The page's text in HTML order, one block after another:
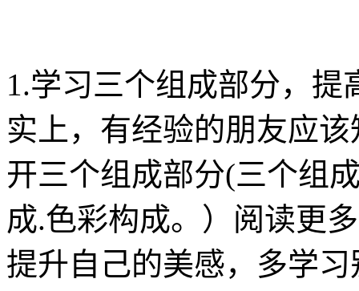
1.学习三个组成部分，
实上，有经验的朋友应
开三个组成部分(三个组
成.色彩构成。）阅读更
提升自己的美感，多学